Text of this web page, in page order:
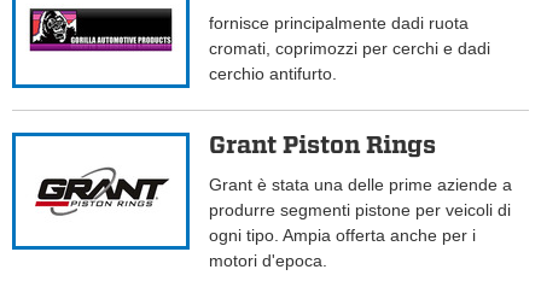
fornisce principalmente dadi ruota
cromati, coprimozzi per cerchi e dadi
cerchio antifurto.
Grant Piston Rings
Grant è stata una delle prime aziende a
produrre segmenti pistone per veicoli di
ogni tipo. Ampia offerta anche per i
motori d'epoca.